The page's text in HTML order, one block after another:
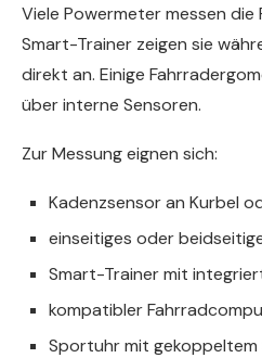
Viele Powermeter messen die
Smart-Trainer zeigen sie
direkt an. Einige
über interne Sensoren.
Zur Messung eignen sich:
Kadenzsensor an Kurbel
einseitiges oder
Smart-Trainer mit
kompatibler
Sportuhr mit gekoppeltem